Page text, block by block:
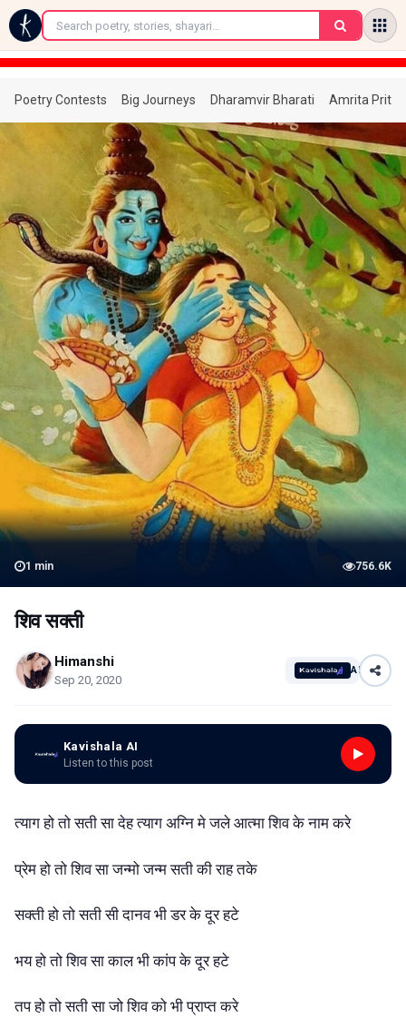
←
Poetry Contests Big Journeys Dharamvir Bharati Amrita
1 min 756.6K
शिव सक्ती
Himanshi
Sep 20, 2020
AI
Kavishala AI
Listen to this post
त्याग हो तो सती सा देह त्याग अग्नि मे जले आत्मा शिव के नाम करे
प्रेम हो तो शिव सा जन्मो जन्म सती की राह तके
सक्ती हो तो सती सी दानव भी डर के दूर हटे
भय हो तो शिव सा काल भी कांप के दूर हटे
तप हो तो सती सा जो शिव को भी प्राप्त करे